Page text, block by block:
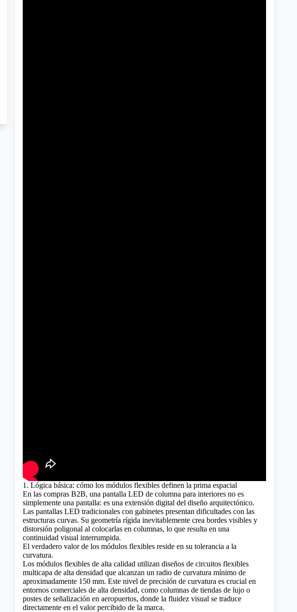
1. Lógica básica: cómo los módulos flexibles definen la prima espacial
En las compras B2B, una pantalla LED de columna para interiores no es
simplemente una pantalla: es una extensión digital del diseño arquitectónico.
Las pantallas LED tradicionales con gabinetes presentan dificultades con las
estructuras curvas. Su geometría rígida inevitablemente crea bordes visibles y
distorsión poligonal al colocarlas en columnas, lo que resulta en una
continuidad visual interrumpida.
El verdadero valor de los módulos flexibles reside en su tolerancia a la
curvatura.
Los módulos flexibles de alta calidad utilizan diseños de circuitos flexibles
multicapa de alta densidad que alcanzan un radio de curvatura mínimo de
aproximadamente 150 mm. Este nivel de precisión de curvatura es crucial en
entornos comerciales de alta densidad, como columnas de tiendas de lujo o
postes de señalización en aeropuertos, donde la fluidez visual se traduce
directamente en el valor percibido de la marca.